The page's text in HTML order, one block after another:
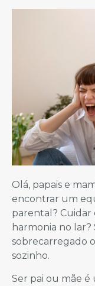
Olá, papais e
encontrar um
parental? Cuidar
harmonia no lar?
sobrecarregado
sozinho.
Ser pai ou mãe é